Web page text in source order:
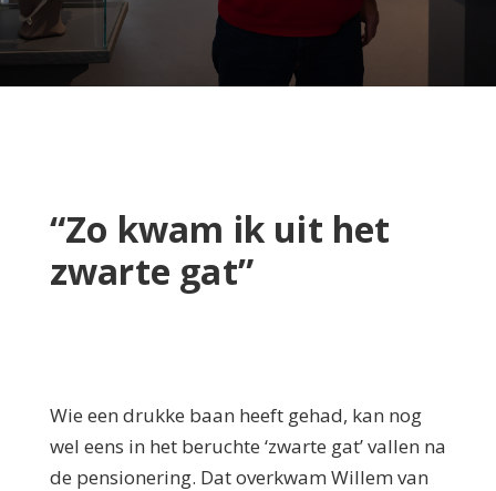
“Zo kwam ik uit het
zwarte gat”
Wie een drukke baan heeft gehad, kan nog
wel eens in het beruchte ‘zwarte gat’ vallen na
de pensionering. Dat overkwam Willem van